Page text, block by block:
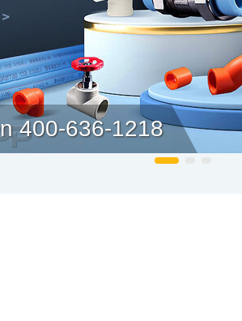
400-636-1218